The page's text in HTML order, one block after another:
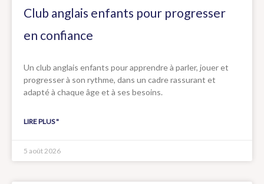
Club anglais enfants pour progresser
en confiance
Un club anglais enfants pour apprendre à parler, jouer et
progresser à son rythme, dans un cadre rassurant et
adapté à chaque âge et à ses besoins.
LIRE PLUS "
5 août 2026